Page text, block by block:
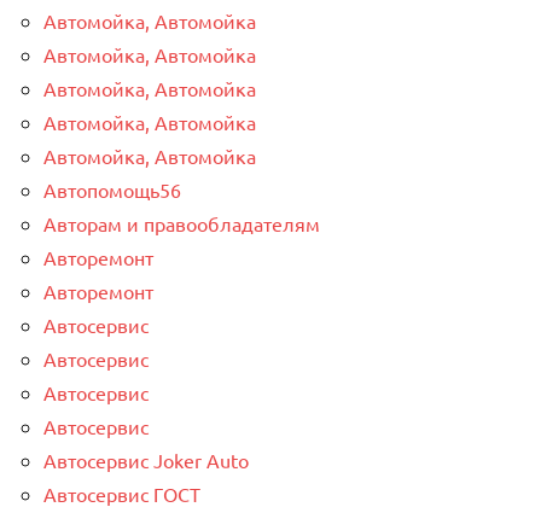
Автомойка, Автомойка
Автомойка, Автомойка
Автомойка, Автомойка
Автомойка, Автомойка
Автомойка, Автомойка
Автопомощь56
Авторам и правообладателям
Авторемонт
Авторемонт
Автосервис
Автосервис
Автосервис
Автосервис
Автосервис Joker Auto
Автосервис ГОСТ